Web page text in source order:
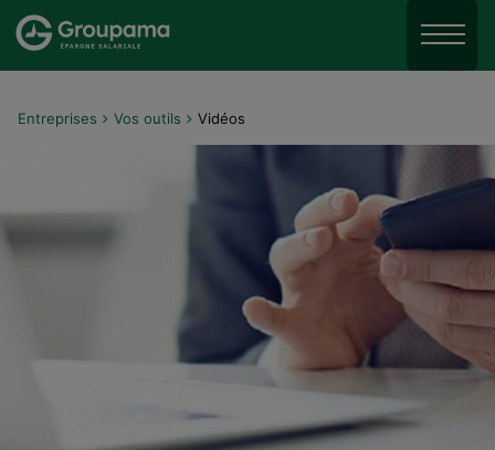
Aller au menu
Aller au contenu
Menu
Entreprises Vos outils Vidéos